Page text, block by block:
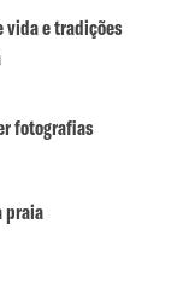
vida e tradições
fotografias
praia